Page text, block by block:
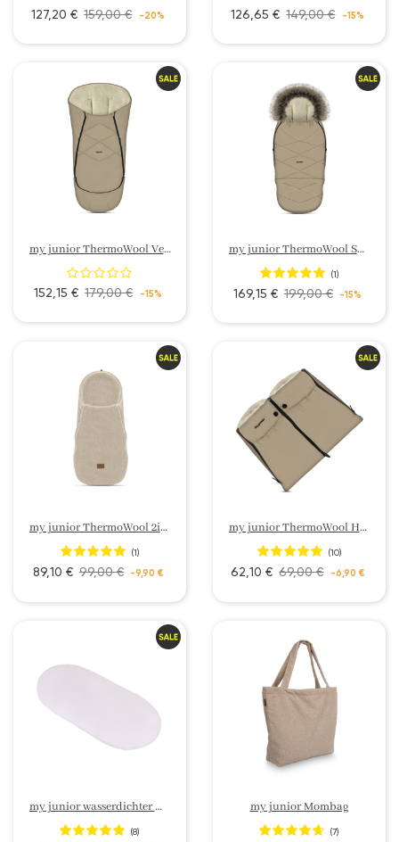
127,20 € 159,00 € -20% 126,65 € 149,00 € -15%
my junior ThermoWool Velora 3in1 Fußsack
152,15 € 179,00 € -15%
my junior ThermoWool Snøheim 4in1 Fußsack
(1)
169,15 € 199,00 € -15%
my junior ThermoWool 2in1 Fußsack Cozy Edition
(1)
89,10 € 99,00 € -9,90 €
my junior ThermoWool Handmuff
(10)
62,10 € 69,00 € -6,90 €
my junior wasserdichter Matratzenschoner
(8)
my junior Mombag
(7)